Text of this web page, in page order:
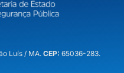
Luís / MA.CEP: 65036-283.